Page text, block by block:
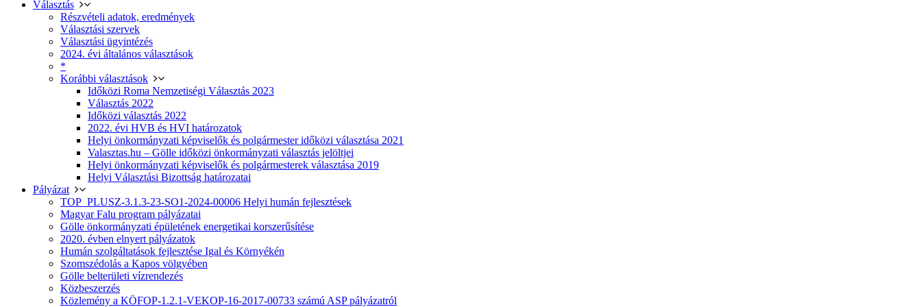
Választás
Részvételi adatok, eredmények
Választási szervek
Választási ügyintézés
2024. évi általános választások
*
Korábbi választások
Időközi Roma Nemzetiségi Választás 2023
Választás 2022
Időközi választás 2022
2022. évi HVB és HVI határozatok
Helyi önkormányzati képviselők és polgármester időközi választása 2021
Valasztas.hu – Gölle időközi önkormányzati választás jelöltjei
Helyi önkormányzati képviselők és polgármesterek választása 2019
Helyi Választási Bizottság határozatai
Pályázat
TOP_PLUSZ-3.1.3-23-SO1-2024-00006 Helyi humán fejlesztések
Magyar Falu program pályázatai
Gölle önkormányzati épületének energetikai korszerűsítése
2020. évben elnyert pályázatok
Humán szolgáltatások fejlesztése Igal és Környékén
Szomszédolás a Kapos völgyében
Gölle belterületi vízrendezés
Közbeszerzés
Közlemény a KÖFOP-1.2.1-VEKOP-16-2017-00733 számú ASP pályázatról